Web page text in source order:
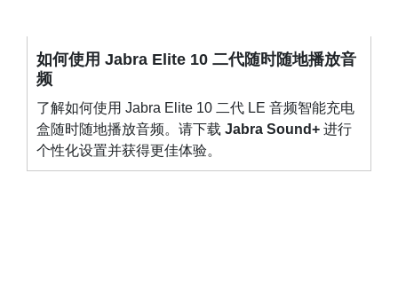
如何使用 Jabra Elite 10 二代随时随地播放音
频
了解如何使用 Jabra Elite 10 二代 LE 音频智能充电
盒随时随地播放音频。请下载 Jabra Sound+ 进行
个性化设置并获得更佳体验。